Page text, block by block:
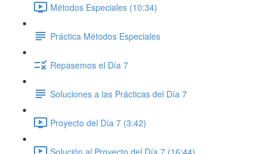
Métodos Especiales (10:34)
Práctica Métodos Especiales
Repasemos el Día 7
Soluciones a las Prácticas del Día 7
Proyecto del Día 7 (3:42)
Solución al Proyecto del Día 7 (16:44)